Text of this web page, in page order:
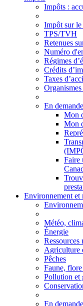
Impôts :
Impôt sur le
TPS/TVH
Retenues
Numéro
Régimes
Crédits
Taxes
En demande
Mon
Mon
Faire
Environnement et
Météo,
Énergie
Ressources
Agriculture
Pêches
Faune, flore
Pollution et
En demande